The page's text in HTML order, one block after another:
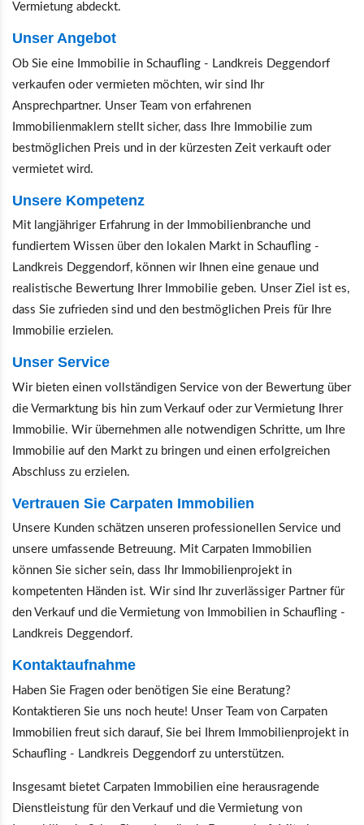
Vermietung abdeckt.
Unser Angebot
Ob Sie eine Immobilie in Schaufling - Landkreis Deggendorf
verkaufen oder vermieten möchten, wir sind Ihr
Ansprechpartner. Unser Team von erfahrenen
Immobilienmaklern stellt sicher, dass Ihre Immobilie zum
bestmöglichen Preis und in der kürzesten Zeit verkauft oder
vermietet wird.
Unsere Kompetenz
Mit langjähriger Erfahrung in der Immobilienbranche und
fundiertem Wissen über den lokalen Markt in Schaufling -
Landkreis Deggendorf, können wir Ihnen eine genaue und
realistische Bewertung Ihrer Immobilie geben. Unser Ziel ist es,
dass Sie zufrieden sind und den bestmöglichen Preis für Ihre
Immobilie erzielen.
Unser Service
Wir bieten einen vollständigen Service von der Bewertung über
die Vermarktung bis hin zum Verkauf oder zur Vermietung Ihrer
Immobilie. Wir übernehmen alle notwendigen Schritte, um Ihre
Immobilie auf den Markt zu bringen und einen erfolgreichen
Abschluss zu erzielen.
Vertrauen Sie Carpaten Immobilien
Unsere Kunden schätzen unseren professionellen Service und
unsere umfassende Betreuung. Mit Carpaten Immobilien
können Sie sicher sein, dass Ihr Immobilienprojekt in
kompetenten Händen ist. Wir sind Ihr zuverlässiger Partner für
den Verkauf und die Vermietung von Immobilien in Schaufling -
Landkreis Deggendorf.
Kontaktaufnahme
Haben Sie Fragen oder benötigen Sie eine Beratung?
Kontaktieren Sie uns noch heute! Unser Team von Carpaten
Immobilien freut sich darauf, Sie bei Ihrem Immobilienprojekt in
Schaufling - Landkreis Deggendorf zu unterstützen.
Insgesamt bietet Carpaten Immobilien eine herausragende
Dienstleistung für den Verkauf und die Vermietung von